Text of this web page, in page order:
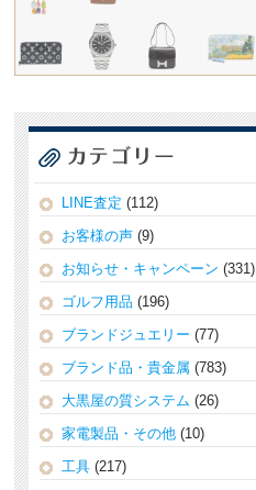
LINE査定 (112)
お客様の声 (9)
お知らせ・キャンペーン (331)
ゴルフ用品 (196)
ブランドジュエリー (77)
ブランド品・貴金属 (783)
大黒屋の質システム (26)
家電製品・その他 (10)
工具 (217)